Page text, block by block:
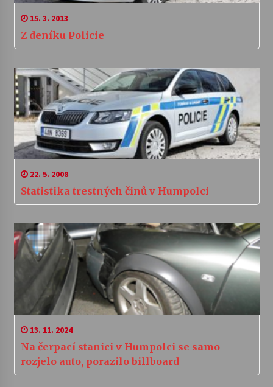
15. 3. 2013
Z deníku Policie
22. 5. 2008
Statistika trestných činů v Humpolci
13. 11. 2024
Na čerpací stanici v Humpolci se samo
rozjelo auto, porazilo billboard